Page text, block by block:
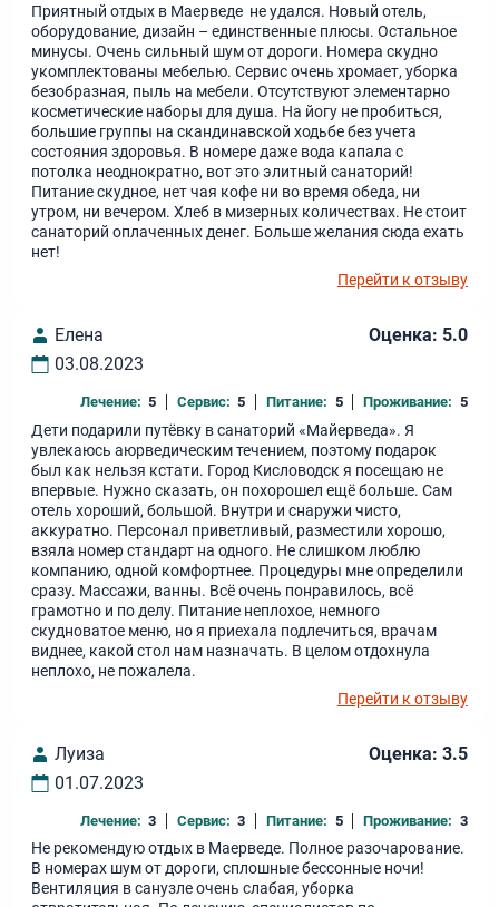
Приятный отдых в Маерведе не удался. Новый отель,
оборудование, дизайн – единственные плюсы. Остальное
минусы. Очень сильный шум от дороги. Номера скудно
укомплектованы мебелью. Сервис очень хромает, уборка
безобразная, пыль на мебели. Отсутствуют элементарно
косметические наборы для душа. На йогу не пробиться,
большие группы на скандинавской ходьбе без учета
состояния здоровья. В номере даже вода капала с
потолка неоднократно, вот это элитный санаторий!
Питание скудное, нет чая кофе ни во время обеда, ни
утром, ни вечером. Хлеб в мизерных количествах. Не стоит
санаторий оплаченных денег. Больше желания сюда ехать
нет!
Перейти к отзыву
Елена
03.08.2023
Оценка: 5.0
Лечение: 5 Сервис: 5 Питание: 5 Проживание: 5
Дети подарили путёвку в санаторий «Майерведа». Я
увлекаюсь аюрведическим течением, поэтому подарок
был как нельзя кстати. Город Кисловодск я посещаю не
впервые. Нужно сказать, он похорошел ещё больше. Сам
отель хороший, большой. Внутри и снаружи чисто,
аккуратно. Персонал приветливый, разместили хорошо,
взяла номер стандарт на одного. Не слишком люблю
компанию, одной комфортнее. Процедуры мне определили
сразу. Массажи, ванны. Всё очень понравилось, всё
грамотно и по делу. Питание неплохое, немного
скудноватое меню, но я приехала подлечиться, врачам
виднее, какой стол нам назначать. В целом отдохнула
неплохо, не пожалела.
Перейти к отзыву
Луиза
01.07.2023
Оценка: 3.5
Лечение: 3 Сервис: 3 Питание: 5 Проживание: 3
Не рекомендую отдых в Маерведе. Полное разочарование.
В номерах шум от дороги, сплошные бессонные ночи!
Вентиляция в санузле очень слабая, уборка